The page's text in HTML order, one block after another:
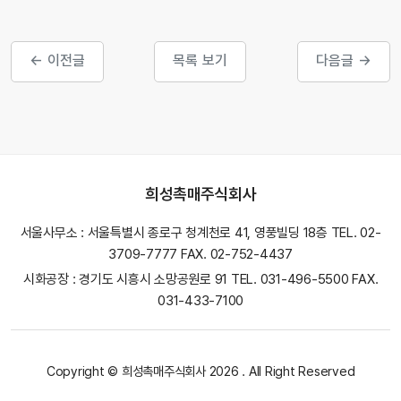
← 이전글 목록 보기 다음글 →
희성촉매주식회사
서울사무소 : 서울특별시 종로구 청계천로 41, 영풍빌딩 18층 TEL. 02-
3709-7777 FAX. 02-752-4437
시화공장 : 경기도 시흥시 소망공원로 91 TEL. 031-496-5500 FAX.
031-433-7100
Copyright © 희성촉매주식회사 2026 . All Right Reserved